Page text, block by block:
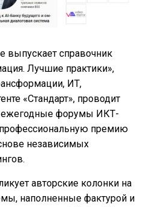
выпускает справочник
Лучшие практики»,
ИТ,
«Стандарт», проводит
ежегодные форумы ИКТ-
премию
независимых
авторские колонки на
наполненные фактурой и